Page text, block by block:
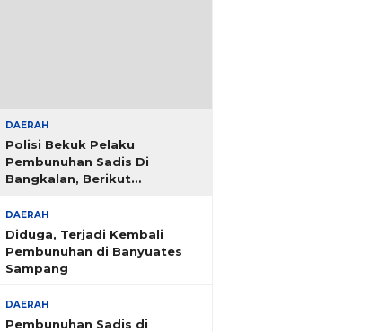
DAERAH
Polisi Bekuk Pelaku
Pembunuhan Sadis Di
Bangkalan, Berikut
DAERAH
Diduga, Terjadi Kembali
Pembunuhan di Banyuates
Sampang
DAERAH
Pembunuhan Sadis di